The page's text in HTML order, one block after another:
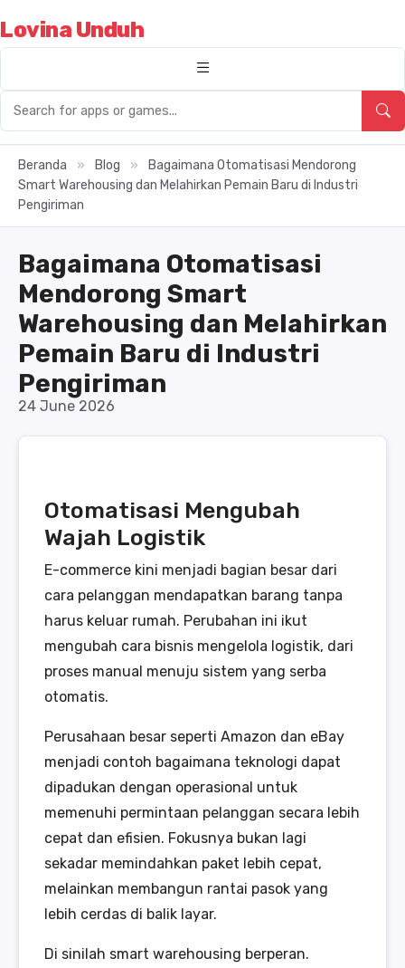
Lovina Unduh
Beranda » Blog »
Bagaimana Otomatisasi Mendorong
Smart Warehousing dan Melahirkan Pemain Baru di Industri
Pengiriman
Bagaimana Otomatisasi
Mendorong Smart
Warehousing dan Melahirkan
Pemain Baru di Industri
Pengiriman
24 June 2026
Otomatisasi Mengubah
Wajah Logistik
E-commerce kini menjadi bagian besar dari
cara pelanggan mendapatkan barang tanpa
harus keluar rumah. Perubahan ini ikut
mengubah cara bisnis mengelola logistik, dari
proses manual menuju sistem yang serba
otomatis.
Perusahaan besar seperti Amazon dan eBay
menjadi contoh bagaimana teknologi dapat
dipadukan dengan operasional untuk
memenuhi permintaan pelanggan secara lebih
cepat dan efisien. Fokusnya bukan lagi
sekadar memindahkan paket lebih cepat,
melainkan membangun rantai pasok yang
lebih cerdas di balik layar.
Di sinilah smart warehousing berperan.